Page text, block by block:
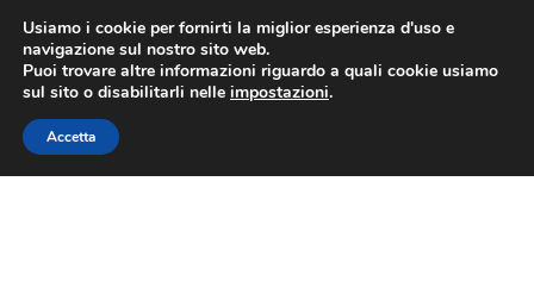
CONSEGNA da 7 EUR
Lun-Ven 9:00 - 16:00/800 580 290
Vai
alla
navigazione
Vai
al
contenuto
Usiamo i cookie per fornirti la miglior esperienza d'uso e
navigazione sul nostro sito web.
Puoi trovare altre informazioni riguardo a quali cookie usiamo
sul sito o disabilitarli nelle impostazioni.
Accetta